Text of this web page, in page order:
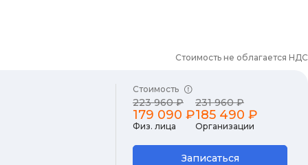
Стоимость не облагается НДС
Стоимость
223 960 ₽
179 090 ₽
Физ. лица
231 960 ₽
185 490 ₽
Организации
Записаться